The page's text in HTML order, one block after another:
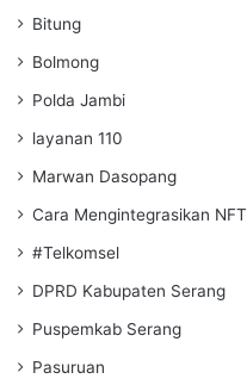
Bitung
Bolmong
Polda Jambi
layanan 110
Marwan Dasopang
Cara Mengintegrasikan NFT
#Telkomsel
DPRD Kabupaten Serang
Puspemkab Serang
Pasuruan